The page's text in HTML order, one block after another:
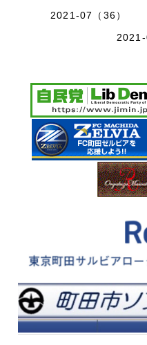
2021-07（36）
2021-